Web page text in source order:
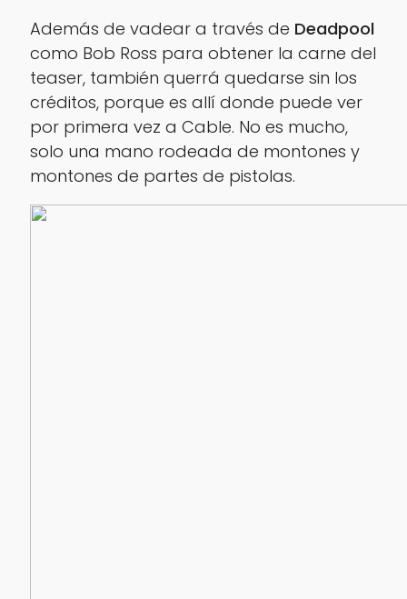
Además de vadear a través de Deadpool
como Bob Ross para obtener la carne del
teaser, también querrá quedarse sin los
créditos, porque es allí donde puede ver
por primera vez a Cable. No es mucho,
solo una mano rodeada de montones y
montones de partes de pistolas.